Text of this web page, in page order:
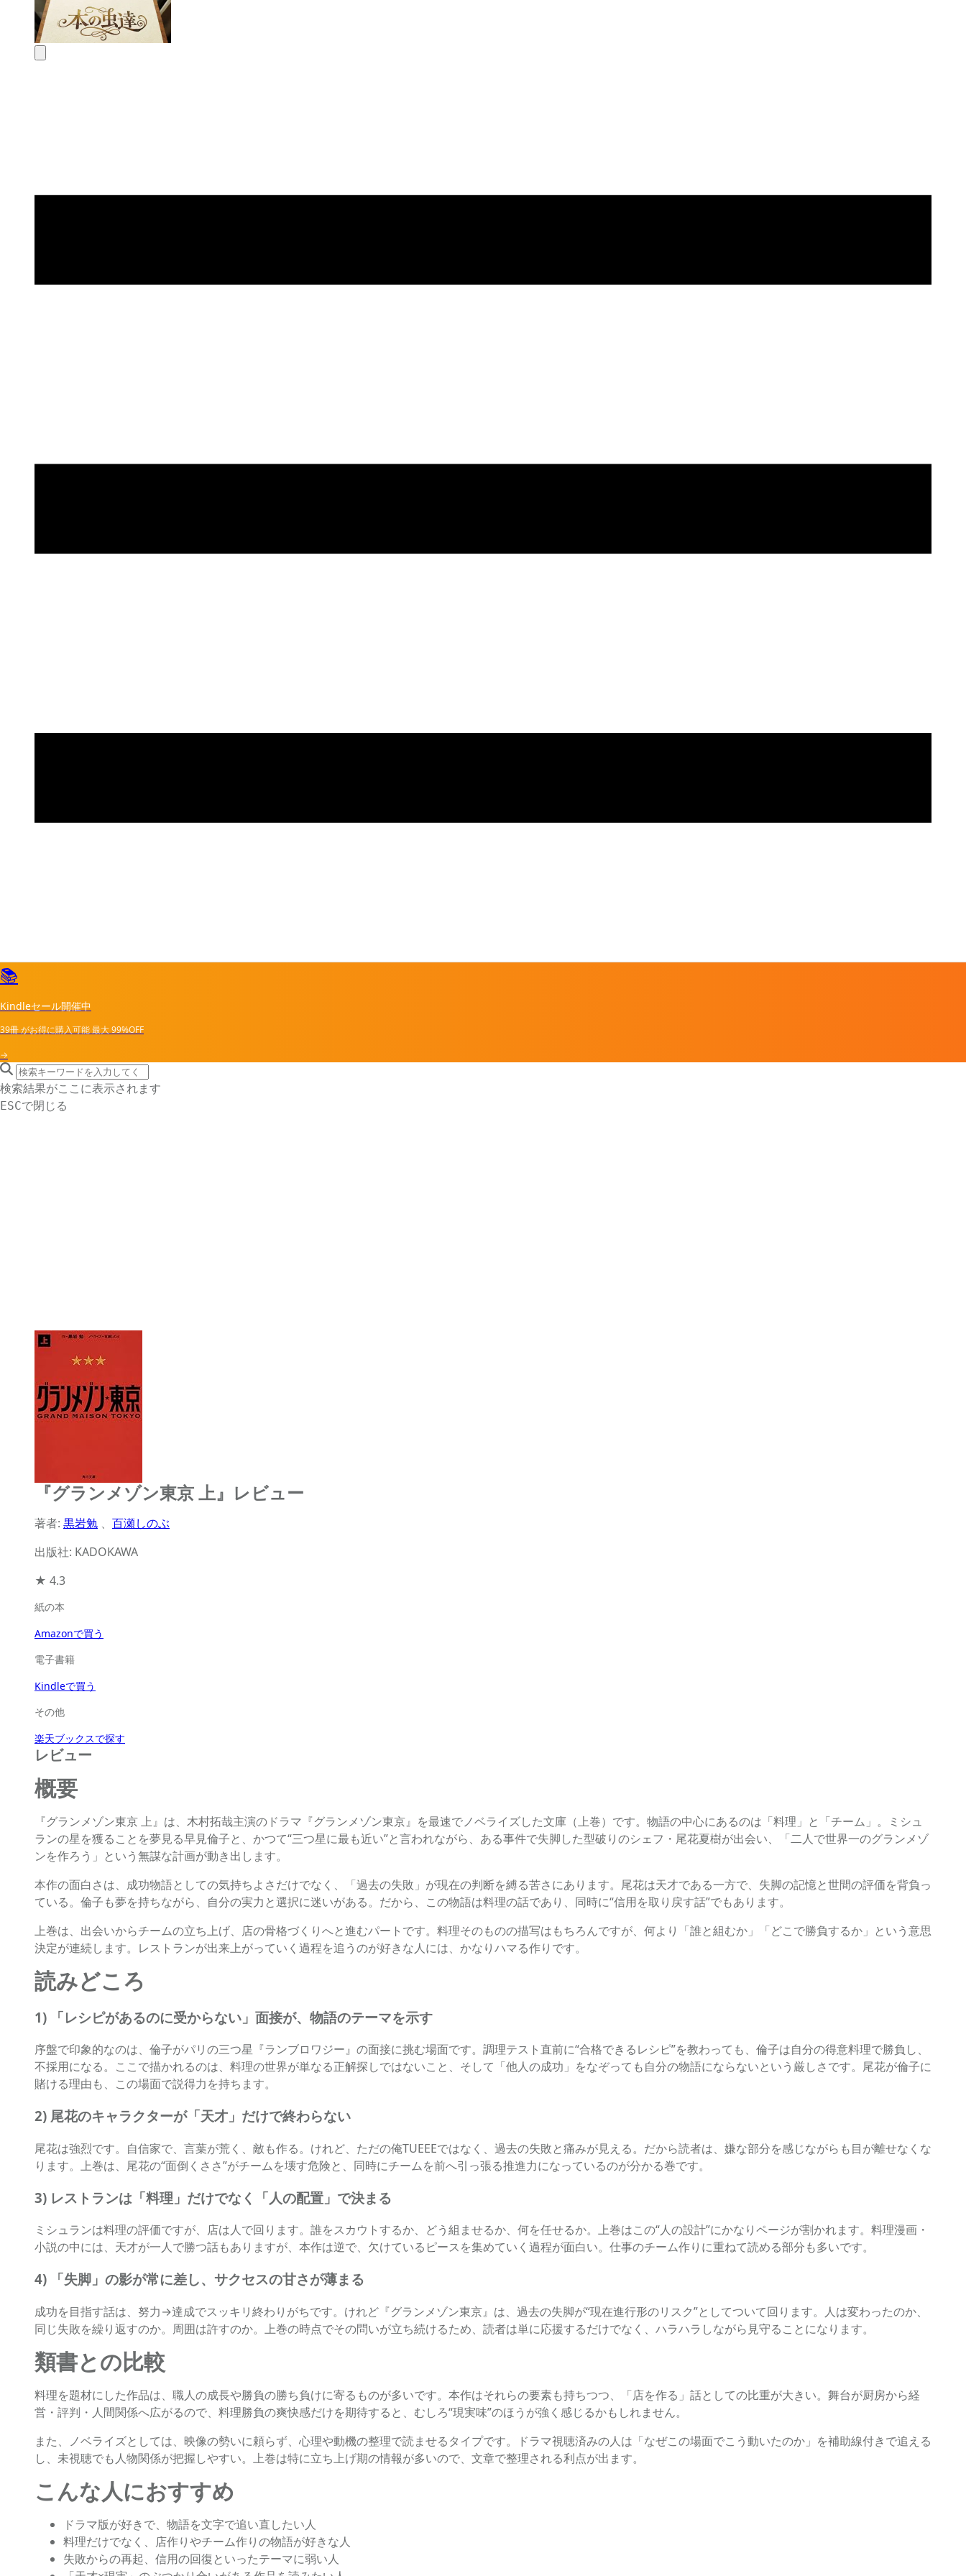
📚
Kindleセール開催中
39冊がお得に購入可能最大99%OFF
→
search icon
サイト内検索
検索結果がここに表示されます
ESCで閉じる
『グランメゾン東京 上』レビュー
著者: 黒岩勉 、 百瀬しのぶ
出版社: KADOKAWA
★ 4.3
紙の本
Amazonで買う
電子書籍
Kindleで買う
その他
楽天ブックスで探す
レビュー
概要
『グランメゾン東京 上』は、木村拓哉主演のドラマ『グランメゾン東京』を最速でノベライズした文庫（上巻）です。物語の中心にあるのは「料理」と「チーム」。ミシュ
ランの星を獲ることを夢見る早見倫子と、かつて“三つ星に最も近い”と言われながら、ある事件で失脚した型破りのシェフ・尾花夏樹が出会い、「二人で世界一のグランメゾ
ンを作ろう」という無謀な計画が動き出します。
本作の面白さは、成功物語としての気持ちよさだけでなく、「過去の失敗」が現在の判断を縛る苦さにあります。尾花は天才である一方で、失脚の記憶と世間の評価を背負っ
ている。倫子も夢を持ちながら、自分の実力と選択に迷いがある。だから、この物語は料理の話であり、同時に“信用を取り戻す話”でもあります。
上巻は、出会いからチームの立ち上げ、店の骨格づくりへと進むパートです。料理そのものの描写はもちろんですが、何より「誰と組むか」「どこで勝負するか」という意思
決定が連続します。レストランが出来上がっていく過程を追うのが好きな人には、かなりハマる作りです。
読みどころ
1) 「レシピがあるのに受からない」面接が、物語のテーマを示す
序盤で印象的なのは、倫子がパリの三つ星『ランブロワジー』の面接に挑む場面です。調理テスト直前に“合格できるレシピ”を教わっても、倫子は自分の得意料理で勝負し、
不採用になる。ここで描かれるのは、料理の世界が単なる正解探しではないこと、そして「他人の成功」をなぞっても自分の物語にならないという厳しさです。尾花が倫子に
賭ける理由も、この場面で説得力を持ちます。
2) 尾花のキャラクターが「天才」だけで終わらない
尾花は強烈です。自信家で、言葉が荒く、敵も作る。けれど、ただの俺TUEEEではなく、過去の失敗と痛みが見える。だから読者は、嫌な部分を感じながらも目が離せなくな
ります。上巻は、尾花の“面倒くささ”がチームを壊す危険と、同時にチームを前へ引っ張る推進力になっているのが分かる巻です。
3) レストランは「料理」だけでなく「人の配置」で決まる
ミシュランは料理の評価ですが、店は人で回ります。誰をスカウトするか、どう組ませるか、何を任せるか。上巻はこの“人の設計”にかなりページが割かれます。料理漫画・
小説の中には、天才が一人で勝つ話もありますが、本作は逆で、欠けているピースを集めていく過程が面白い。仕事のチーム作りに重ねて読める部分も多いです。
4) 「失脚」の影が常に差し、サクセスの甘さが薄まる
成功を目指す話は、努力→達成でスッキリ終わりがちです。けれど『グランメゾン東京』は、過去の失脚が“現在進行形のリスク”としてついて回ります。人は変わったのか、
同じ失敗を繰り返すのか。周囲は許すのか。上巻の時点でその問いが立ち続けるため、読者は単に応援するだけでなく、ハラハラしながら見守ることになります。
類書との比較
料理を題材にした作品は、職人の成長や勝負の勝ち負けに寄るものが多いです。本作はそれらの要素も持ちつつ、「店を作る」話としての比重が大きい。舞台が厨房から経
営・評判・人間関係へ広がるので、料理勝負の爽快感だけを期待すると、むしろ“現実味”のほうが強く感じるかもしれません。
また、ノベライズとしては、映像の勢いに頼らず、心理や動機の整理で読ませるタイプです。ドラマ視聴済みの人は「なぜこの場面でこう動いたのか」を補助線付きで追える
し、未視聴でも人物関係が把握しやすい。上巻は特に立ち上げ期の情報が多いので、文章で整理される利点が出ます。
こんな人におすすめ
ドラマ版が好きで、物語を文字で追い直したい人
料理だけでなく、店作りやチーム作りの物語が好きな人
失敗からの再起、信用の回復といったテーマに弱い人